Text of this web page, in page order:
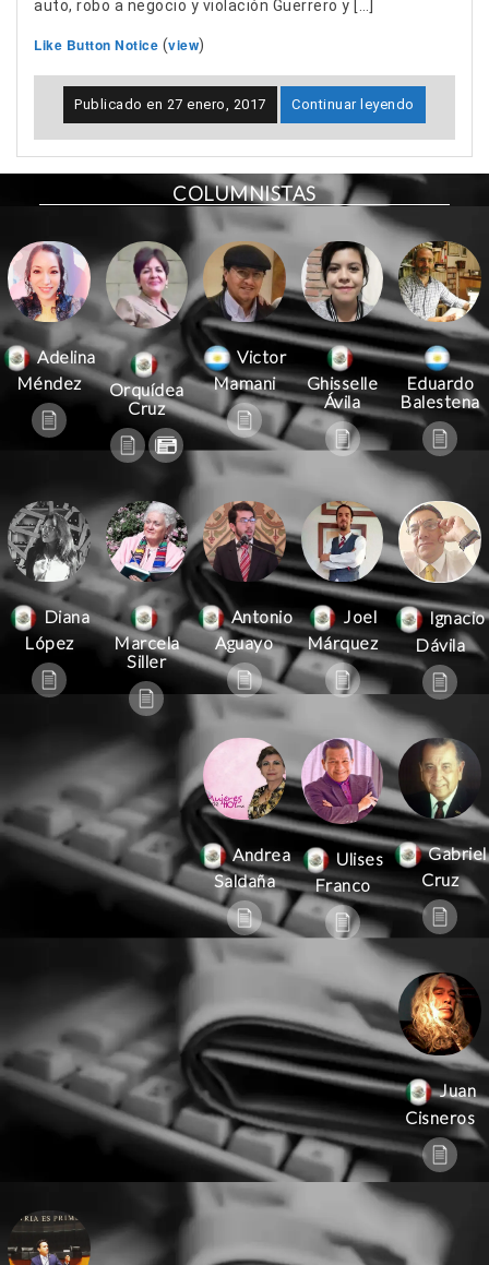
auto, robo a negocio y violación Guerrero y […]
Like Button Notice (view)
Publicado en 27 enero, 2017 Continuar leyendo
COLUMNISTAS
Adelina
Méndez
Orquídea
Cruz
Victor
Mamani
Ghisselle
Ávila
Eduardo
Balestena
Diana
López
Marcela
Siller
Antonio
Aguayo
Joel
Márquez
Ignacio
Dávila
Andrea
Saldaña
Ulises
Franco
Gabriel
Cruz
Juan
Cisneros